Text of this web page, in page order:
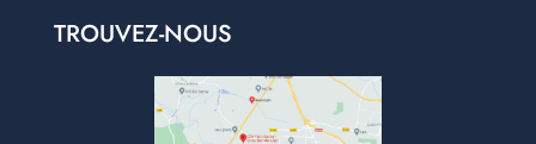
TROUVEZ-NOUS